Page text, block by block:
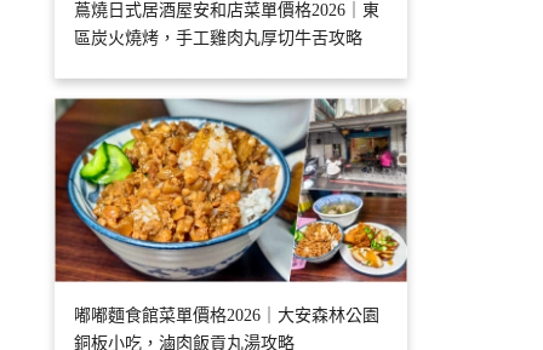
蔦燒日式居酒屋安和店菜單價格2026｜東
區炭火燒烤，手工雞肉丸厚切牛舌攻略
嘟嘟麵食館菜單價格2026｜大安森林公園
銅板小吃，滷肉飯貢丸湯攻略